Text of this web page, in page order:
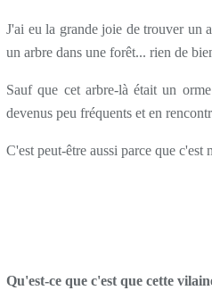
J'ai eu la grande joie de trouver un
un arbre dans une forêt... rien de
Sauf que cet arbre-là était un
devenus peu fréquents et en
C'est peut-être aussi parce que
Qu'est-ce que c'est que cette